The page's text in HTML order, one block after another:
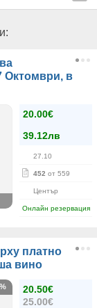
Октомври, в
20.00€
39.12лв
27.10
452 от 559
Център
Онлайн резервация
платно
вино
20.50€
25.00€